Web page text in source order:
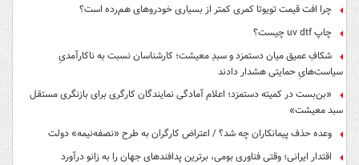
چرا افت قیمت تویوتا کمری کمتر از بسیاری خودروهای هم‌رده است؟
چاپ uv dtf چیست؟
شکافِ عمیق میان دستمزد و سبدِ معیشت؛ کارشناسان نسبت به ناکارآمدیِ
سیاست‌هایِ حمایتی هشدار دادند
«بن‌بست در کمیته دستمزد؛ اعلام آمادگی نمایندگان کارگری برای بازنگری مستقل
سبد معیشت»
وعده حذف پیمانکاران چه شد؟ / اعتراض کارگران به طرح «نصفه‌نیمه» دولت
اقتدار ایرانی؛ وقتی فناوری بومی، برترین پدافندهای جهان را به زانو درآورد